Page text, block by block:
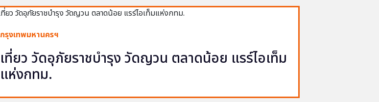
กรุงเทพมหานครฯ
เที่ยว วัดอุภัยราชบำรุง วัดญวน ตลาดน้อย แรร์ไอเท็ม
แห่งกทม.